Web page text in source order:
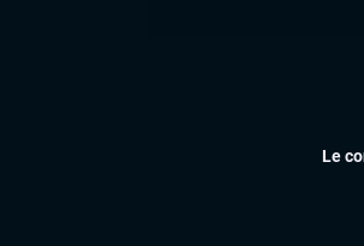
Le